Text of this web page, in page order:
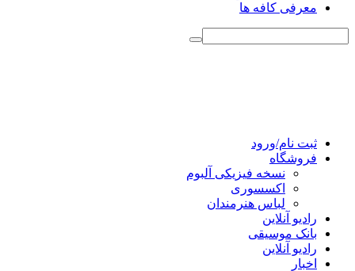
معرفی کافه ها
ثبت نام/ورود
فروشگاه
نسخه فیزیکی آلبوم
اکسسوری
لباس هنرمندان
رادیو آنلاین
بانک موسیقی
رادیو آنلاین
اخبار